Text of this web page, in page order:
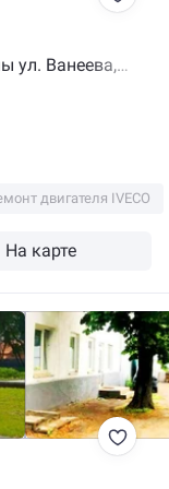
ул. Ванеева,
двигателя IVECO
На карте